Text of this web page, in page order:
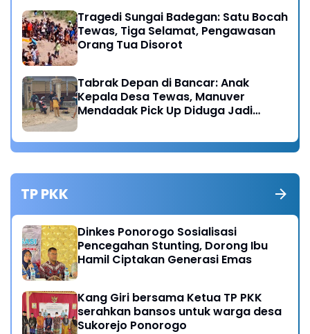
Tragedi Sungai Badegan: Satu Bocah
Tewas, Tiga Selamat, Pengawasan
Orang Tua Disorot
Tabrak Depan di Bancar: Anak
Kepala Desa Tewas, Manuver
Mendadak Pick Up Diduga Jadi
TP PKK
Dinkes Ponorogo Sosialisasi
Pencegahan Stunting, Dorong Ibu
Hamil Ciptakan Generasi Emas
Kang Giri bersama Ketua TP PKK
serahkan bansos untuk warga desa
Sukorejo Ponorogo